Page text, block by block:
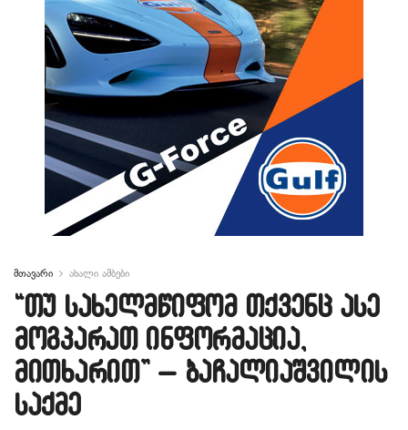
მთავარი ახალი ამბები
“თუ სახელმწიფომ თქვენც ასე
მოგპარათ ინფორმაცია,
მითხარით” – ბაჩალიაშვილის
საქმე